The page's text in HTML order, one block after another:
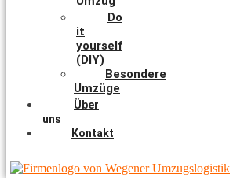
Do
it
yourself
(DIY)
Besondere
Umzüge
Über
uns
Kontakt